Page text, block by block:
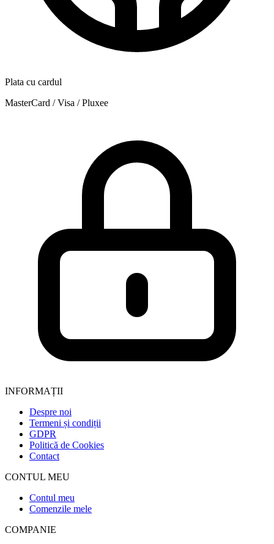
Plata cu cardul
MasterCard / Visa / Pluxee
INFORMAȚII
Despre noi
Termeni și condiții
GDPR
Politică de Cookies
Contact
CONTUL MEU
Contul meu
Comenzile mele
COMPANIE